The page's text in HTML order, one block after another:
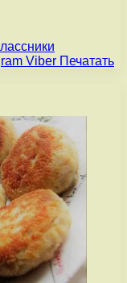
Viber Печатать